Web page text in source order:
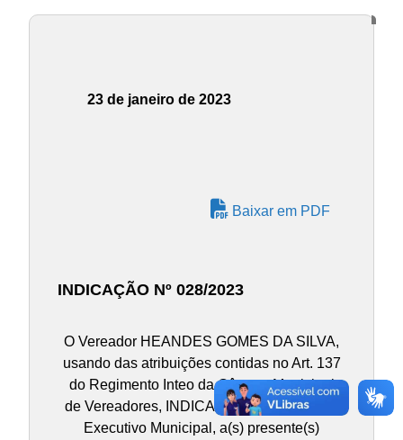
23 de janeiro de 2023
Baixar em PDF
INDICAÇÃO Nº 028/2023
O Vereador HEANDES GOMES DA SILVA,
usando das atribuições contidas no Art. 137
do Regimento Inteo da Câmara Municipal
de Vereadores, INDICA ao Chefe do Poder
Executivo Municipal, a(s) presente(s)